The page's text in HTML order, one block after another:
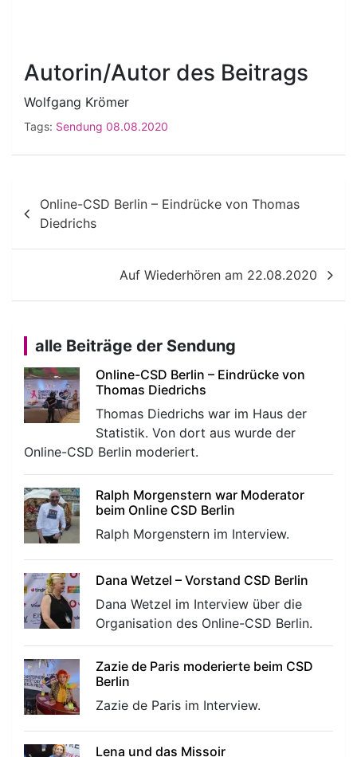
Autorin/Autor des Beitrags
Wolfgang Krömer
Tags: Sendung 08.08.2020
Beitragsnavigation
Online-CSD Berlin – Eindrücke von Thomas
Diedrichs
Auf Wiederhören am 22.08.2020
alle Beiträge der Sendung
Online-CSD Berlin – Eindrücke von
Thomas Diedrichs
Thomas Diedrichs war im Haus der
Statistik. Von dort aus wurde der
Online-CSD Berlin moderiert.
Ralph Morgenstern war Moderator
beim Online CSD Berlin
Ralph Morgenstern im Interview.
Dana Wetzel – Vorstand CSD Berlin
Dana Wetzel im Interview über die
Organisation des Online-CSD Berlin.
Zazie de Paris moderierte beim CSD
Berlin
Zazie de Paris im Interview.
Lena und das Missoir